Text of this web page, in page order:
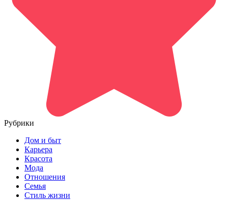
Рубрики
Дом и быт
Карьера
Красота
Мода
Отношения
Семья
Стиль жизни